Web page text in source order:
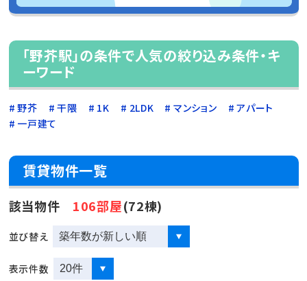
「野芥駅」の条件で人気の絞り込み条件・キ
ーワード
野芥 干隈 1K 2LDK マンション
アパート
一戸建て
賃貸物件一覧
該当物件 106部屋(72棟)
並び替え
表示件数